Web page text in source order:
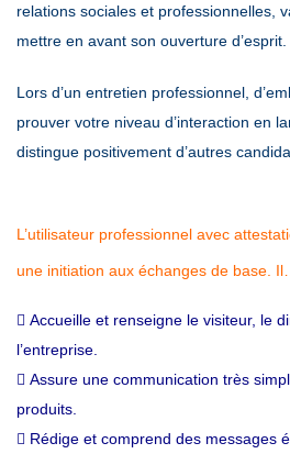
relations sociales et professionnelles,
mettre en avant son ouverture d’esprit.
Lors d’un entretien professionnel,
prouver votre niveau d’interaction en
distingue positivement d’autres
L’utilisateur professionnel avec
une initiation aux échanges de base.
 Accueille et renseigne le visiteur, le
l’entreprise.
 Assure une communication très
produits.
 Rédige et comprend des messages